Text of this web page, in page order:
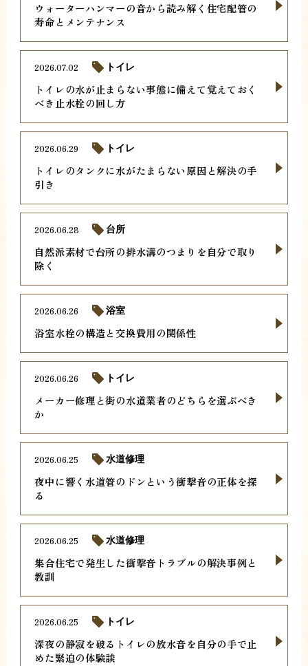
ウォーターハンマーの音から読み解く住宅配管の
寿命とメンテナンス
トイレの水が止まらない事態に備えて覚えておく
べき止水栓の回し方
2026.07.02 トイレ
トイレのタンクに水がたまらない原因と解決の手
引き
2026.06.29 トイレ
自然派素材で台所の排水溝のつまりを自分で取り
除く
2026.06.28 台所
浴室水栓の構造と交換費用の関係性
2026.06.26 浴室
メーカー修理と街の水道業者のどちらを選ぶべき
か
2026.06.26 トイレ
夜中に響く水道管のドンという衝撃音の正体を探
る
2026.06.25 水道修理
集合住宅で発生した衝撃音トラブルの解決事例と
教訓
2026.06.25 水道修理
深夜の静寂を破るトイレの放水音を自分の手で止
めた緊迫の体験談
2026.06.25 トイレ